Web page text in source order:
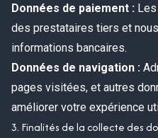
Données de paiement :
des prestataires tiers et
informations bancaires.
Données de navigation :
pages visitées, et autres
améliorer votre expérience
3. Finalités de la collecte des